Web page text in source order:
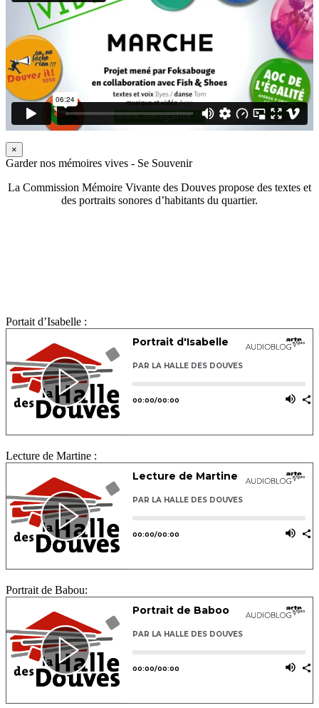
×
Garder nos mémoires vives - Se Souvenir
La Commission Mémoire Vivante des Douves propose des textes et
des portraits sonores d’habitants du quartier.
Portait d’Isabelle :
Lecture de Martine :
Portrait de Babou: